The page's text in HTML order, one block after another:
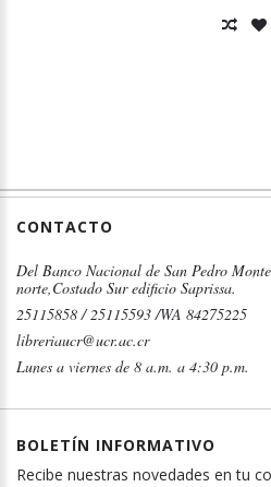
CONTACTO
Del Banco Nacional de San Pedro
norte,Costado Sur edificio Saprissa.
25115858 / 25115593 /WA 84275225
libreriaucr@ucr.ac.cr
Lunes a viernes de 8 a.m. a 4:30 p.m.
BOLETÍN INFORMATIVO
Recibe nuestras novedades en tu